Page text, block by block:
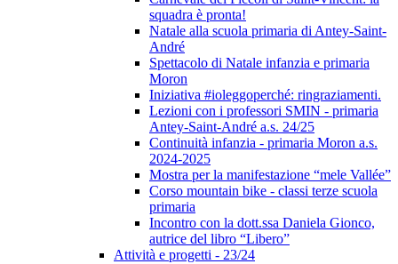
squadra è pronta!
Natale alla scuola primaria di Antey-Saint-
André
Spettacolo di Natale infanzia e primaria
Moron
Iniziativa #ioleggoperché: ringraziamenti.
Lezioni con i professori SMIN - primaria
Antey-Saint-André a.s. 24/25
Continuità infanzia - primaria Moron a.s.
2024-2025
Mostra per la manifestazione “mele Vallée”
Corso mountain bike - classi terze scuola
primaria
Incontro con la dott.ssa Daniela Gionco,
autrice del libro “Libero”
Attività e progetti - 23/24